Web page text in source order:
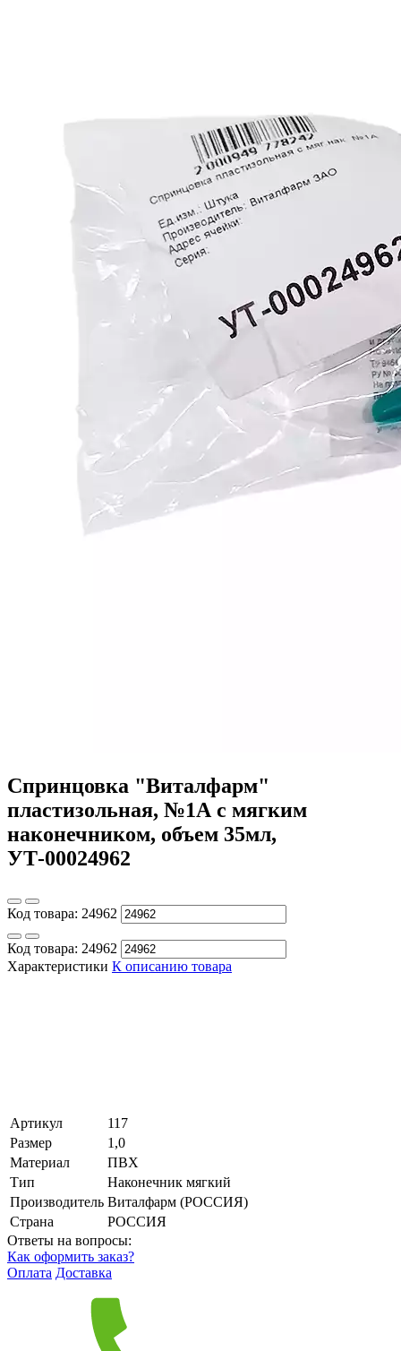
Спринцовка "Виталфарм"
пластизольная, №1А с мягким
наконечником, объем 35мл,
УТ-00024962
Код товара: 24962
Код товара: 24962
Характеристики К описанию товара
Артикул
117
Размер
1,0
Материал
ПВХ
Тип
Наконечник мягкий
Производитель Виталфарм (РОССИЯ)
Страна
РОССИЯ
Ответы на вопросы:
Как оформить заказ?
Оплата Доставка